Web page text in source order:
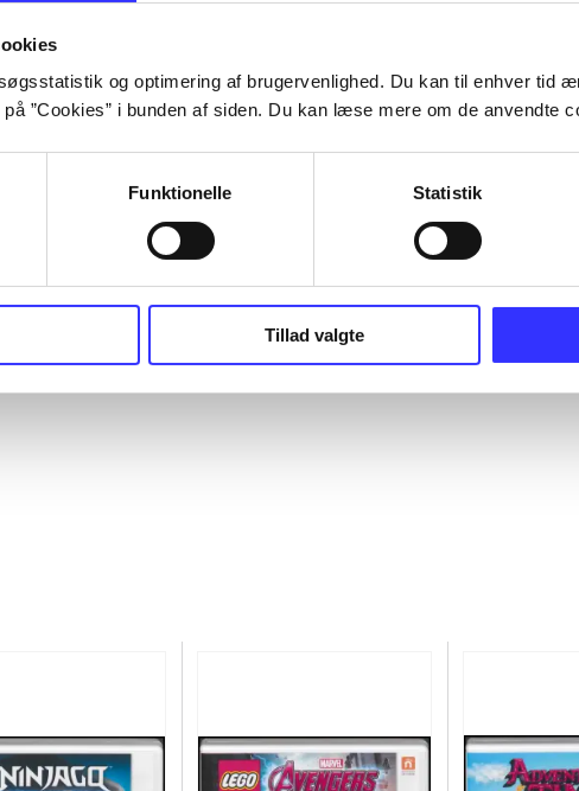
og optimering af brugervenlighed. Du kan til enhver tid
”Cookies” i bunden af siden. Du kan læse mere om de anvendte
Funktionelle Statistik
Tillad valgte